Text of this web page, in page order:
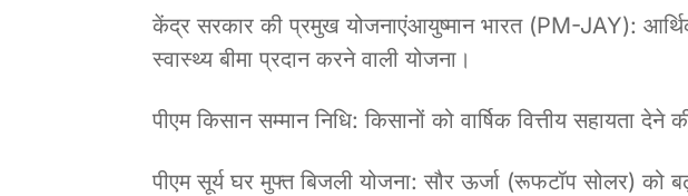
केंद्र सरकार की प्रमुख योजनाएंआयुष्मान भारत (PM-JAY):
स्वास्थ्य बीमा प्रदान करने वाली योजना।
पीएम किसान सम्मान निधि: किसानों को वार्षिक वित्तीय सहायता देने
पीएम सूर्य घर मुफ्त बिजली योजना: सौर ऊर्जा (रूफटॉप सोलर) को